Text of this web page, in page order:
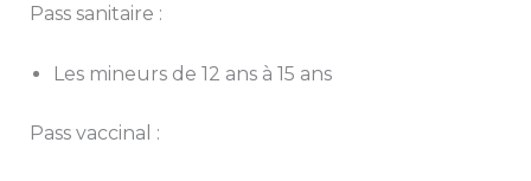
Pass sanitaire :
Les mineurs de 12 ans à 15 ans
Pass vaccinal :